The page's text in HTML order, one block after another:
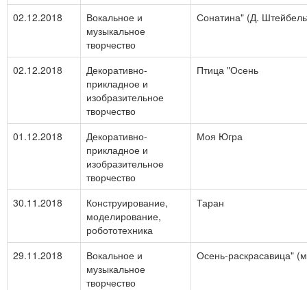
02.12.2018
Вокальное и
музыкальное
творчество
Сонатина" (Д.
02.12.2018
Декоративно-
прикладное и
изобразительное
творчество
Птица "Осень
01.12.2018
Декоративно-
прикладное и
изобразительное
творчество
Моя Югра
30.11.2018
Конструирование,
моделирование,
робототехника
Таран
29.11.2018
Вокальное и
музыкальное
творчество
Осень-раскрасавица"